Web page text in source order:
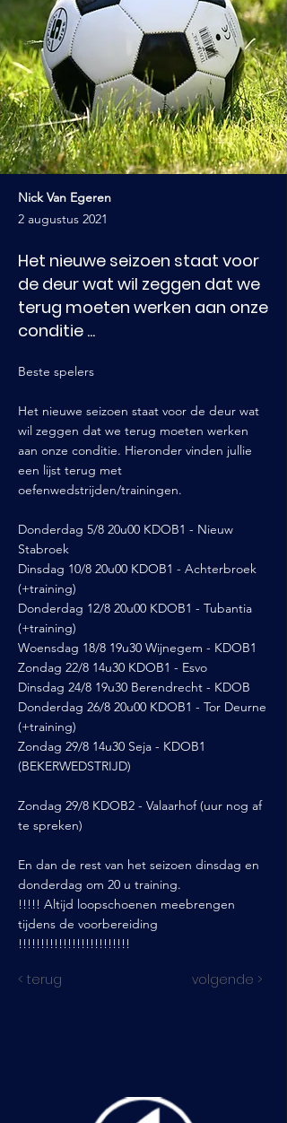
Nick Van Egeren
2 augustus 2021
Het nieuwe seizoen staat voor
de deur wat wil zeggen dat we
terug moeten werken aan onze
conditie ...
Beste spelers
Het nieuwe seizoen staat voor de deur wat
wil zeggen dat we terug moeten werken
aan onze conditie. Hieronder vinden jullie
een lijst terug met
oefenwedstrijden/trainingen.
Donderdag 5/8 20u00 KDOB1 - Nieuw
Stabroek
Dinsdag 10/8 20u00 KDOB1 - Achterbroek
(+training)
Donderdag 12/8 20u00 KDOB1 - Tubantia
(+training)
Woensdag 18/8 19u30 Wijnegem - KDOB1
Zondag 22/8 14u30 KDOB1 - Esvo
Dinsdag 24/8 19u30 Berendrecht - KDOB
Donderdag 26/8 20u00 KDOB1 - Tor Deurne
(+training)
Zondag 29/8 14u30 Seja - KDOB1
(BEKERWEDSTRIJD)
Zondag 29/8 KDOB2 - Valaarhof (uur nog af
te spreken)
En dan de rest van het seizoen dinsdag en
donderdag om 20 u training.
!!!!! Altijd loopschoenen meebrengen
tijdens de voorbereiding
!!!!!!!!!!!!!!!!!!!!!!!!!
< terug volgende >